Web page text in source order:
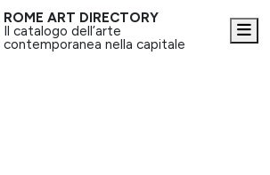
ROME ART DIRECTORY
Il catalogo dell’arte
contemporanea nella capitale